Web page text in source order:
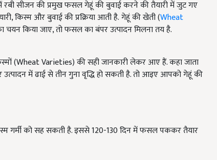
सीजन की प्रमुख फसल गेहूं की बुवाई करने की तैयारी में जुट गए
किस्म और बुवाई की प्रक्रिया आती है. गेहूं की खेती (Wheat
किया जाए, तो फसल का बंपर उत्पादन मिलना तय है.
(Wheat Varieties) की सही जानकारी लेकर आए हैं. कहा जाता
में ढाई से तीन गुना वृद्धि हो सकती है. तो आइए आपको गेहूं की
गर्मी को सह सकती है. इससे 120-130 दिन में फसल पककर तैयार